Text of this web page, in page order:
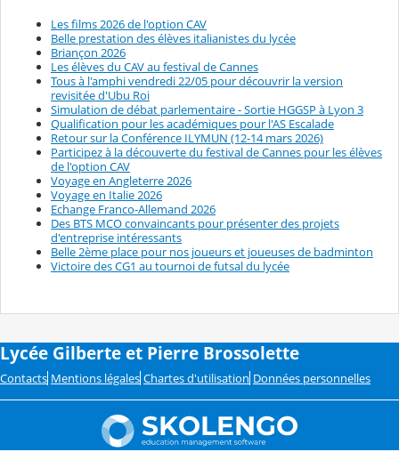
Les films 2026 de l'option CAV
Belle prestation des élèves italianistes du lycée
Briançon 2026
Les élèves du CAV au festival de Cannes
Tous à l'amphi vendredi 22/05 pour découvrir la version
revisitée d'Ubu Roi
Simulation de débat parlementaire - Sortie HGGSP à Lyon 3
Qualification pour les académiques pour l'AS Escalade
Retour sur la Conférence ILYMUN (12-14 mars 2026)
Participez à la découverte du festival de Cannes pour les élèves
de l'option CAV
Voyage en Angleterre 2026
Voyage en Italie 2026
Echange Franco-Allemand 2026
Des BTS MCO convaincants pour présenter des projets
d'entreprise intéressants
Belle 2ème place pour nos joueurs et joueuses de badminton
Victoire des CG1 au tournoi de futsal du lycée
Lycée Gilberte et Pierre Brossolette
Contacts Mentions légales Chartes d'utilisation Données personnelles